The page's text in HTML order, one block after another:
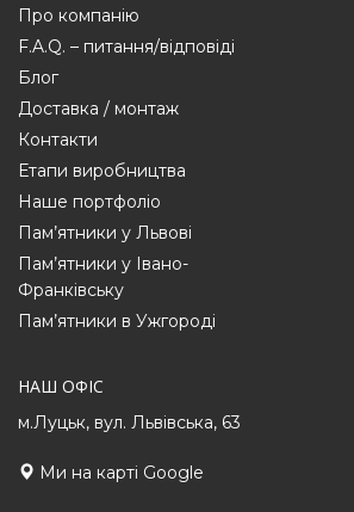
Про компанію
F.A.Q. – питання/відповіді
Блог
Доставка / монтаж
Контакти
Етапи виробництва
Наше портфоліо
Пам’ятники у Львові
Пам’ятники у Івано-
Франківську
Пам’ятники в Ужгороді
НАШ ОФІС
м.Луцьк, вул. Львівська, 63
Ми на карті Google